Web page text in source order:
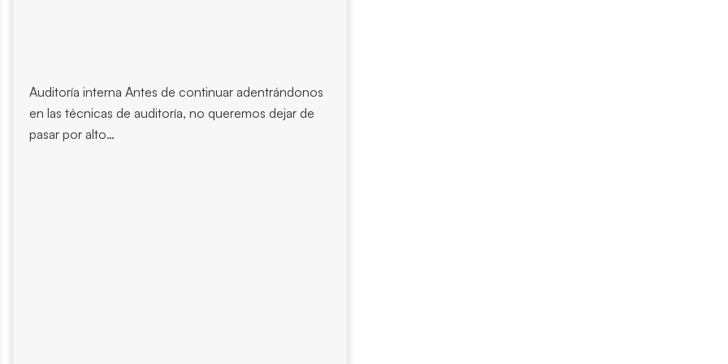
Auditoría interna Antes de continuar adentrándonos
en las técnicas de auditoría, no queremos dejar de
pasar por alto…